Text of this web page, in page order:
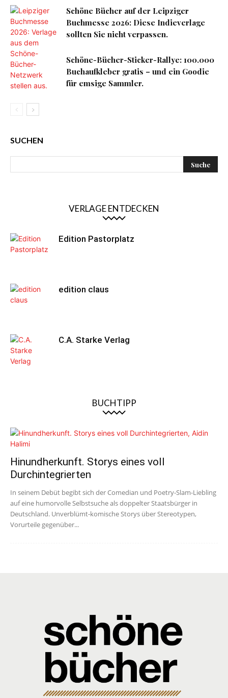
Schöne Bücher auf der Leipziger
Buchmesse 2026: Diese Indieverlage
sollten Sie nicht verpassen.
Schöne-Bücher-Sticker-Rallye: 100.000
Buchaufkleber gratis – und ein Goodie
für emsige Sammler.
SUCHEN
VERLAGE ENTDECKEN
Edition Pastorplatz
edition claus
C.A. Starke Verlag
BUCHTIPP
Hinundherkunft. Storys eines voll
Durchintegrierten
In seinem Debüt begibt sich der Comedian und Poetry-Slam-Liebling
auf eine humorvolle Selbstsuche als doppelter Staatsbürger in
Deutschland. Unverblümt-komische Storys über Stereotypen,
Vorurteile gegenüber...